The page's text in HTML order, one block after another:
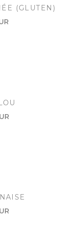
(GLUTEN)